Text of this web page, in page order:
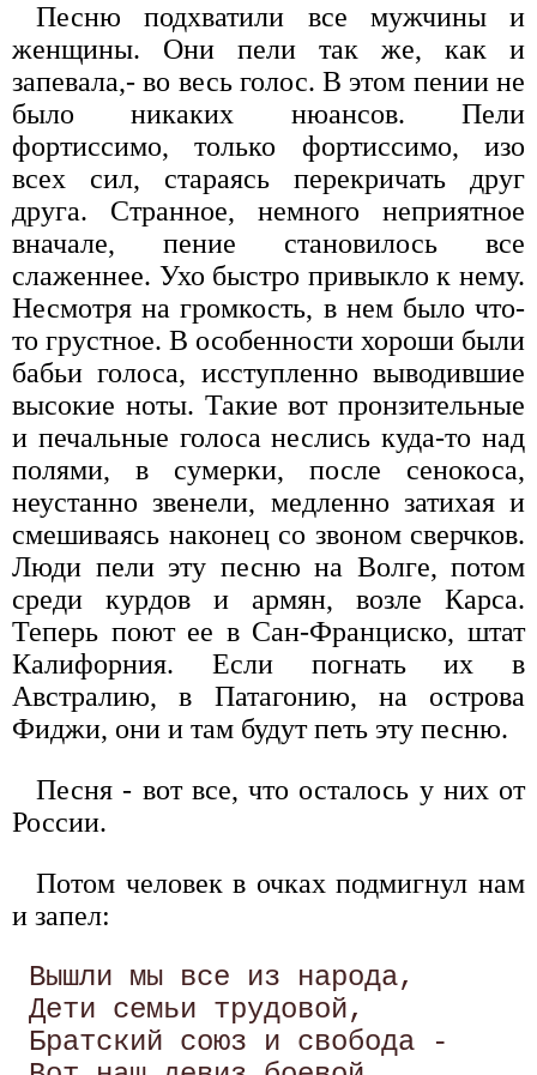
Песню подхватили все мужчины и
женщины. Они пели так же, как и
запевала,- во весь голос. В этом пении не
было никаких нюансов. Пели
фортиссимо, только фортиссимо, изо
всех сил, стараясь перекричать друг
друга. Странное, немного неприятное
вначале, пение становилось все
слаженнее. Ухо быстро привыкло к нему.
Несмотря на громкость, в нем было что-
то грустное. В особенности хороши были
бабьи голоса, исступленно выводившие
высокие ноты. Такие вот пронзительные
и печальные голоса неслись куда-то над
полями, в сумерки, после сенокоса,
неустанно звенели, медленно затихая и
смешиваясь наконец со звоном сверчков.
Люди пели эту песню на Волге, потом
среди курдов и армян, возле Карса.
Теперь поют ее в Сан-Франциско, штат
Калифорния. Если погнать их в
Австралию, в Патагонию, на острова
Фиджи, они и там будут петь эту песню.
Песня - вот все, что осталось у них от
России.
Потом человек в очках подмигнул нам
и запел:
Вышли мы все из народа,
Дети семьи трудовой,
Братский союз и свобода -